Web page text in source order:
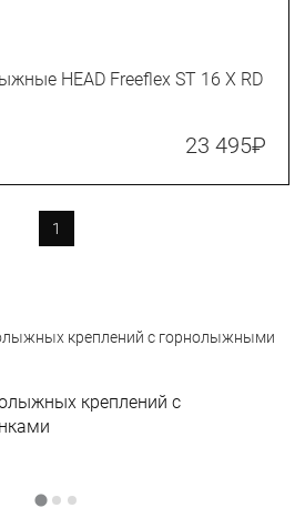
HEAD Freeflex ST 16 X RD
23 495₽
1
креплений с